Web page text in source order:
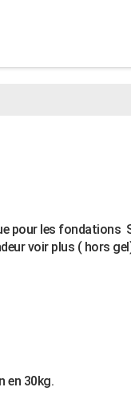
pour les fondations
voir plus ( hors
en 30kg.